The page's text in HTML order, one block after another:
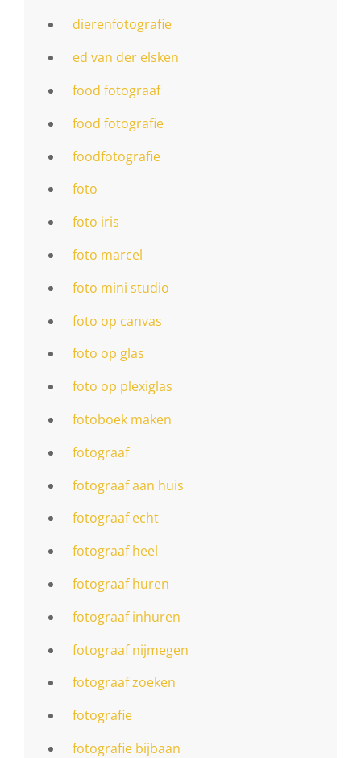
dierenfotografie
ed van der elsken
food fotograaf
food fotografie
foodfotografie
foto
foto iris
foto marcel
foto mini studio
foto op canvas
foto op glas
foto op plexiglas
fotoboek maken
fotograaf
fotograaf aan huis
fotograaf echt
fotograaf heel
fotograaf huren
fotograaf inhuren
fotograaf nijmegen
fotograaf zoeken
fotografie
fotografie bijbaan